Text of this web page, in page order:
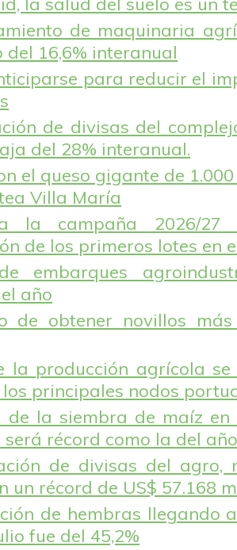
de maquinaria
del 16,6% interanual
para reducir el
de divisas del
del 28% interanual.
el queso gigante de
Villa María
la campaña 2026/
de los primeros lotes en
embarques
año
de obtener novillos
la producción agrícola
los principales nodos
la siembra de maíz en
récord como la del
de divisas del agro,
un récord de US$ 57.168
de hembras llegando
fue del 45,2%